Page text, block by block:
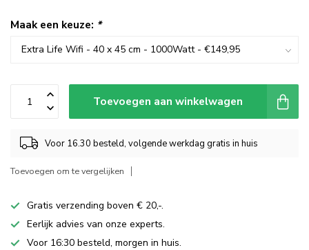
Maak een keuze: *
Toevoegen aan winkelwagen
Voor 16.30 besteld, volgende werkdag gratis in huis
Toevoegen om te vergelijken
Gratis verzending boven € 20,-.
Eerlijk advies van onze experts.
Voor 16:30 besteld, morgen in huis.